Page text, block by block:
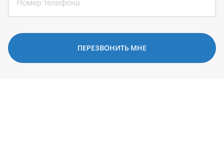
ПЕРЕЗВОНИТЬ МНЕ